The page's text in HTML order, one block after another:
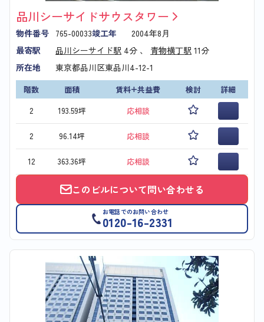
品川シーサイドサウスタワー
物件番号 765-00033竣工年
2004年8月
最寄駅
品川シーサイド駅 4分 、 青物横丁駅 11分
所在地
東京都品川区東品川4-12-1
階数 面積 賃料+共益費 検討
詳細
2
193.59坪 応相談
2 96.14坪 応相談
12 363.36坪 応相談
このビルについて問い合わせる
お電話でのお問い合わせ
0120-16-2331